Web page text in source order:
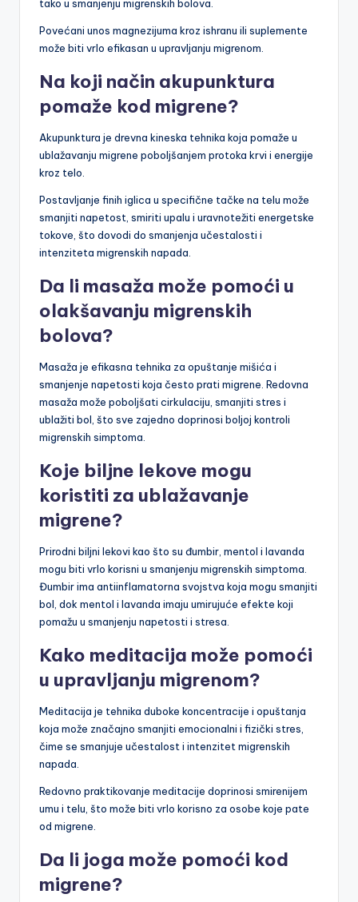
tako u smanjenju migrenskih bolova.
Povećani unos magnezijuma kroz ishranu ili suplemente
može biti vrlo efikasan u upravljanju migrenom.
Na koji način akupunktura
pomaže kod migrene?
Akupunktura je drevna kineska tehnika koja pomaže u
ublažavanju migrene poboljšanjem protoka krvi i energije
kroz telo.
Postavljanje finih iglica u specifične tačke na telu može
smanjiti napetost, smiriti upalu i uravnotežiti energetske
tokove, što dovodi do smanjenja učestalosti i
intenziteta migrenskih napada.
Da li masaža može pomoći u
olakšavanju migrenskih
bolova?
Masaža je efikasna tehnika za opuštanje mišića i
smanjenje napetosti koja često prati migrene. Redovna
masaža može poboljšati cirkulaciju, smanjiti stres i
ublažiti bol, što sve zajedno doprinosi boljoj kontroli
migrenskih simptoma.
Koje biljne lekove mogu
koristiti za ublažavanje
migrene?
Prirodni biljni lekovi kao što su đumbir, mentol i lavanda
mogu biti vrlo korisni u smanjenju migrenskih simptoma.
Đumbir ima antiinflamatorna svojstva koja mogu smanjiti
bol, dok mentol i lavanda imaju umirujuće efekte koji
pomažu u smanjenju napetosti i stresa.
Kako meditacija može pomoći
u upravljanju migrenom?
Meditacija je tehnika duboke koncentracije i opuštanja
koja može značajno smanjiti emocionalni i fizički stres,
čime se smanjuje učestalost i intenzitet migrenskih
napada.
Redovno praktikovanje meditacije doprinosi smirenijem
umu i telu, što može biti vrlo korisno za osobe koje pate
od migrene.
Da li joga može pomoći kod
migrene?